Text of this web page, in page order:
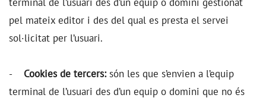
pel mateix editor i des del qual es presta el servei
sol·licitat per l’usuari.
- Cookies de tercers:són les que s’envien a l’equip
terminal de l’usuari des d’un equip o domini que no és